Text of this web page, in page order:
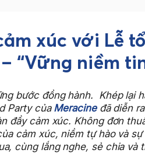
xúc với Lễ
“Vững niềm
bước đồng hành. Khép lại
Party của Meracineđã diễn ra
đầy cảm xúc. Không đơn
cảm xúc, niềm tự hào và
cùng lắng nghe, sẻ chia